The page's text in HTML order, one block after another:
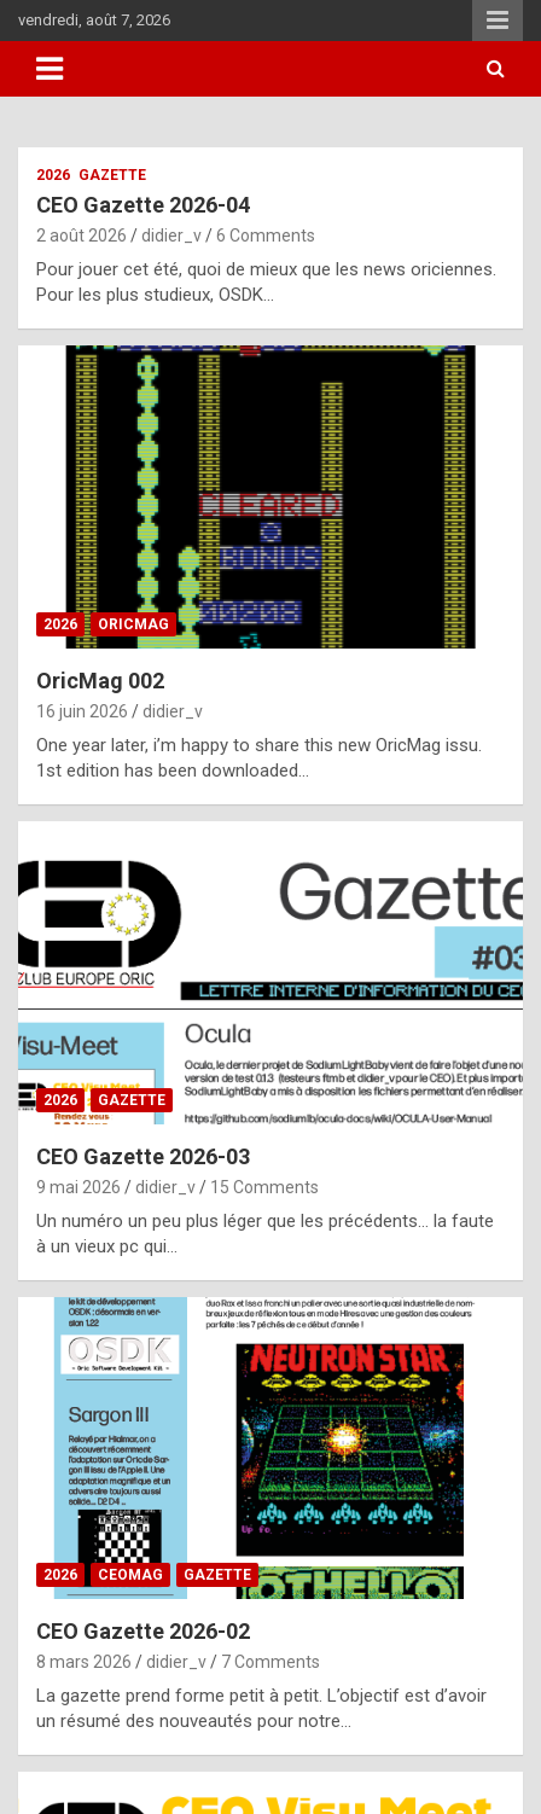
to
content
vendredi, août 7, 2026
i
u
l
y
d
i
ff
i
l
t
t
s
t
a
s
i
e
f
o
m
m
a
y
b
e
b
y
g
e
n
u
i
2026 GAZETTE
CEO Gazette 2026-04
2 août 2026 didier_v 6 Comments
Pour jouer cet été, quoi de mieux que les news oriciennes.
Pour les plus studieux, OSDK…
2026 ORICMAG
OricMag 002
16 juin 2026 didier_v
One year later, i’m happy to share this new OricMag issu.
1st edition has been downloaded…
2026 GAZETTE
CEO Gazette 2026-03
9 mai 2026 didier_v 15 Comments
Un numéro un peu plus léger que les précédents… la faute
à un vieux pc qui…
2026 CEOMAG GAZETTE
CEO Gazette 2026-02
8 mars 2026 didier_v 7 Comments
La gazette prend forme petit à petit. L’objectif est d’avoir
un résumé des nouveautés pour notre…